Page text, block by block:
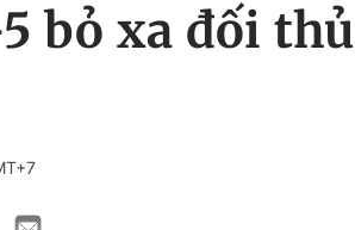
bỏ xa đối thủ